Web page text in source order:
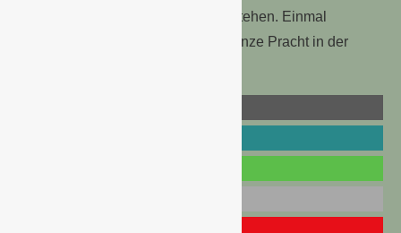
kommen, bevor sie in voller Blüte stehen. Einmal
eingepflanzt, entwickeln sie ihre ganze Pracht in der